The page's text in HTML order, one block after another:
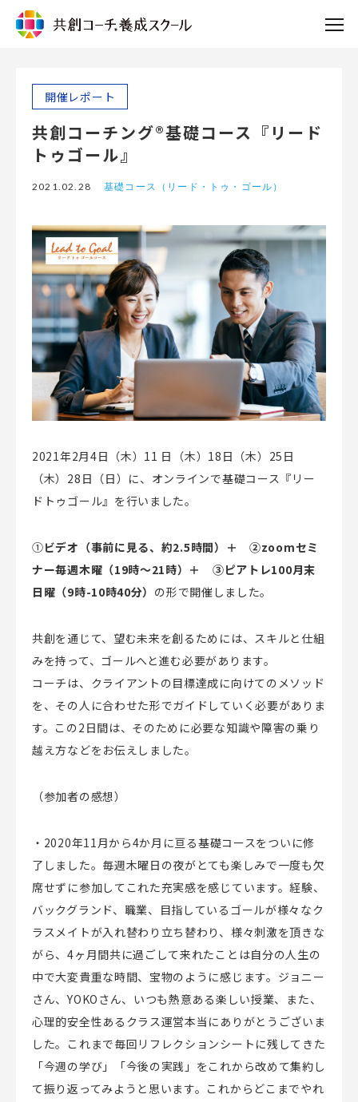
開催レポート
共創コーチング®基礎コース『リード
トゥゴール』
2021.02.28 基礎コース（リード・トゥ・ゴール）
2021年2月4日（木）11 日（木）18日（木）25日
（木）28日（日）に、オンラインで基礎コース『リー
ドトゥゴール』を行いました。
①ビデオ（事前に見る、約2.5時間）＋ ②zoomセミ
ナー毎週木曜（19時～21時）＋ ③ピアトレ100月末
日曜（9時-10時40分） の形で開催しました。
共創を通じて、望む未来を創るためには、スキルと仕組
みを持って、ゴールへと進む必要があります。
コーチは、クライアントの目標達成に向けてのメソッド
を、その人に合わせた形でガイドしていく必要がありま
す。この2日間は、そのために必要な知識や障害の乗り
越え方などをお伝えしました。
（参加者の感想）
・2020年11月から4か月に亘る基礎コースをついに修
了しました。毎週木曜日の夜がとても楽しみで一度も欠
席せずに参加してこれた充実感を感じています。経験、
バックグランド、職業、目指しているゴールが様々なク
ラスメイトが入れ替わり立ち替わり、様々刺激を頂きな
がら、4ヶ月間共に過ごして来れたことは自分の人生の
中で大変貴重な時間、宝物のように感じます。ジョニー
さん、YOKOさん、いつも熱意ある楽しい授業、また、
心理的安全性あるクラス運営本当にありがとうございま
した。これまで毎回リフレクションシートに残してきた
「今週の学び」「今後の実践」をこれから改めて集約し
て振り返ってみようと思います。これからどこまでやれ